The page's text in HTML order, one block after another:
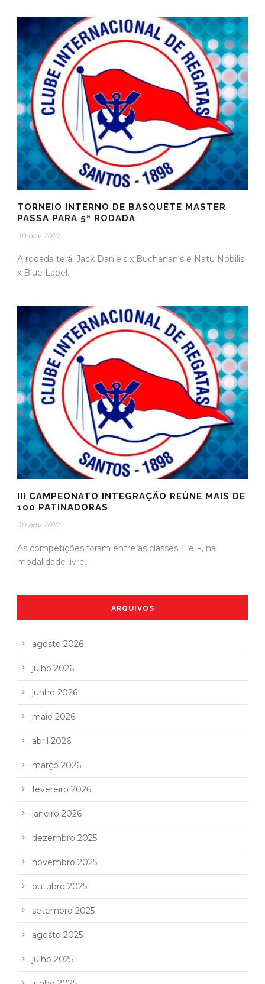
TORNEIO INTERNO DE BASQUETE MASTER
PASSA PARA 5ª RODADA
30 nov 2010
A rodada terá: Jack Daniels x Buchanan's e Natu Nobilis
x Blue Label.
III CAMPEONATO INTEGRAÇÃO REÚNE MAIS DE
100 PATINADORAS
30 nov 2010
As competições foram entre as classes E e F, na
modalidade livre.
ARQUIVOS
agosto 2026
julho 2026
junho 2026
maio 2026
abril 2026
março 2026
fevereiro 2026
janeiro 2026
dezembro 2025
novembro 2025
outubro 2025
setembro 2025
agosto 2025
julho 2025